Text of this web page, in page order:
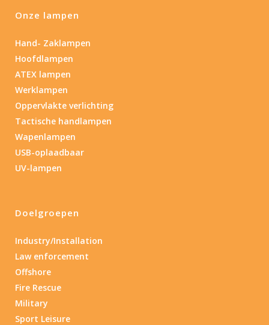
Onze lampen
Hand- Zaklampen
Hoofdlampen
ATEX lampen
Werklampen
Oppervlakte verlichting
Tactische handlampen
Wapenlampen
USB-oplaadbaar
UV-lampen
Doelgroepen
Industry/Installation
Law enforcement
Offshore
Fire Rescue
Military
Sport Leisure